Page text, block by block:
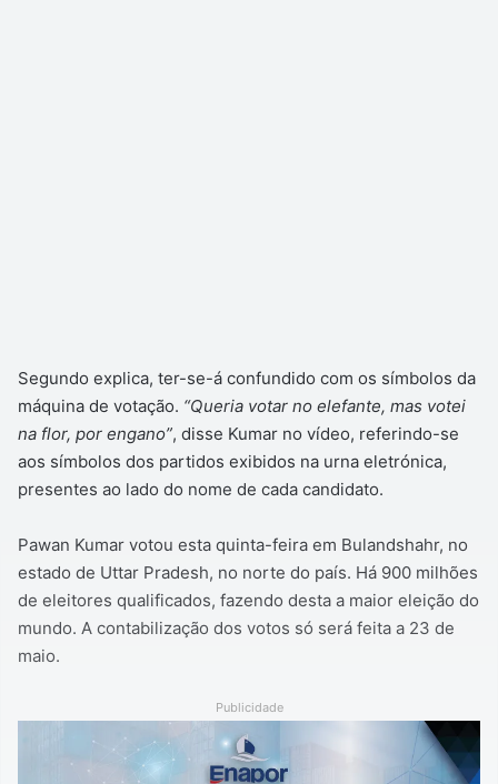
Segundo explica, ter-se-á confundido com os símbolos da
máquina de votação. “Queria votar no elefante, mas votei
na flor, por engano”, disse Kumar no vídeo, referindo-se
aos símbolos dos partidos exibidos na urna eletrónica,
presentes ao lado do nome de cada candidato.
Pawan Kumar votou esta quinta-feira em Bulandshahr, no
estado de Uttar Pradesh, no norte do país. Há 900 milhões
de eleitores qualificados, fazendo desta a maior eleição do
mundo. A contabilização dos votos só será feita a 23 de
maio.
Publicidade